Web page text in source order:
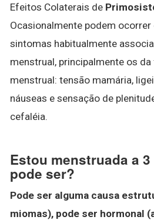
Efeitos Colaterais de
Ocasionalmente podem ocorrer
sintomas habitualmente
menstrual, principalmente os
menstrual: tensão mamária,
náuseas e sensação de
cefaléia.
Estou menstruada a
pode ser?
Pode ser alguma causa
miomas), pode ser hormonal